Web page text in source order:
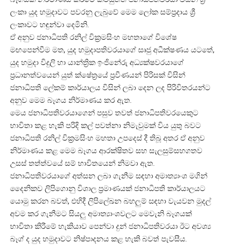
ලංකා යුද හමුදාවට පවරනු ලැබුවේ මෙම ලෝක සම්ප්‍රදාය ශ්‍රී
ලංකාවට හඳුන්වා දෙමිනි.
ඒ අනුව ජනාධිපති රනිල් වික්‍රමසිංහ මහතාගේ විශේෂ
මඟපෙන්වීම මත, යුද හමුදාපතිවරයාගේ සෘජු අධීක්ෂණය යටතේ,
යුද හමුදා විදුලි හා යාන්ත්‍රික ඉංජිනේරු අධ්‍යක්ෂවරයාගේ
ප්‍රධානත්වයෙන් යුත් ක්ෂේත්‍රයේ ප්‍රවීණයන් පිරිසක් විසින්
ජනාධිපති ලේකම් කාර්යාලය විසින් ලබා දෙන ලද පිරිවිතරයන්ට
අනුව මෙම බෑගය නිර්මාණය කර ඇත.
මෙය ජනාධිපතිවරයාගෙන් පසුව තවත් ජනාධිපතිවරයෙකුට
භාවිතා කළ හැකි පරිදි කල් පවත්නා නිමැවුමක් විය යුතු බවට
ජනාධිපති රනිල් වික්‍රමසිංහ මහතා උප‍දෙස් දී තිබූ අතර ඒ අනුව
නිර්මාණය කළ මෙම බෑගය ආරක්ෂිතව සහ සැලසුම්සහගතව
උසස් තත්ත්වයේ සම් භාවිතයෙන් නිමවා ඇත.
ජනාධිපතිවරයාගේ අත්සන ලබා ගැනීම සඳහා අමාත්‍යාංශ මගින්
දෛනිකව ලිපිගොනු විශාල ප්‍රමාණයක් ජනාධිපති කාර්යාලයට
යොමු කරන බවත්, එහිදී ලිපිලේඛන බහලුම් සඳහා වැයවන මුදල්
අවම කර ගැනීමට සියලු අමාත්‍යාංශවලට මෙවැනි බෑගයක්
භාවිතා කිරීමේ හැකියාව පෙන්වා දුන් ජනාධිපතිවරයා ඊට අවශ්‍ය
බෑග් ද යුද හමුදාවට නිෂ්පාදනය කළ හැකි බවත් පැවසීය.